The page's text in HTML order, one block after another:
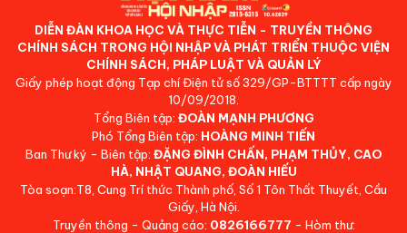
DIỄN ĐÀN KHOA HỌC VÀ THỰC TIỄN - TRUYỀN THÔNG
CHÍNH SÁCH TRONG HỘI NHẬP VÀ PHÁT TRIỂN THUỘC VIỆN
CHÍNH SÁCH, PHÁP LUẬT VÀ QUẢN LÝ
Giấy phép hoạt động Tạp chí Điện tử số 329/GP-BTTTT cấp ngày
10/09/2018.
Tổng Biên tập: ĐOÀN MẠNH PHƯƠNG
Phó Tổng Biên tập: HOÀNG MINH TIẾN
Ban Thư ký - Biên tập: ĐẶNG ĐÌNH CHẤN, PHẠM THỦY, CAO
HÀ, NHẬT QUANG, ĐOÀN HIẾU
Tòa soạn:T8, Cung Trí thức Thành phố, Số 1 Tôn Thất Thuyết, Cầu
Giấy, Hà Nội.
Truyền thông - Quảng cáo: 0826166777 - Hòm thư: